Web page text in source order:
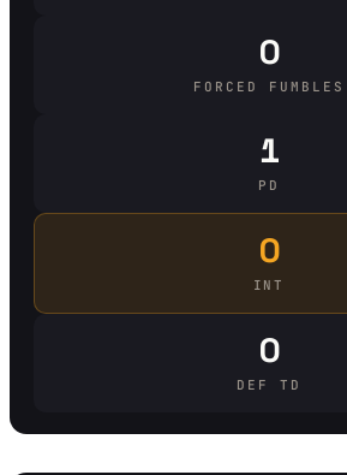
0
FORCED FUMBLES
1
PD
0
INT
0
DEF TD